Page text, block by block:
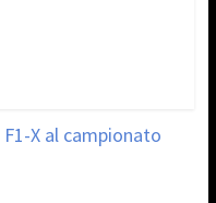
X al campionato